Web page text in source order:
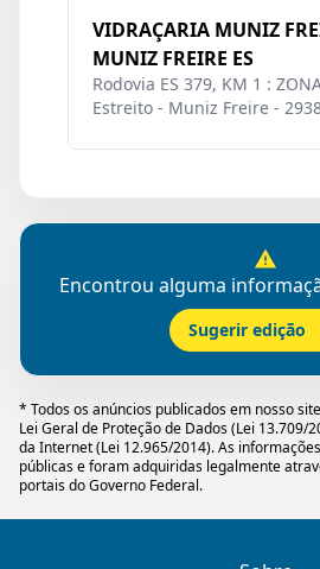
VIDRAÇARIA MUNIZ
MUNIZ FREIRE ES
Rodovia ES 379, KM 1 :
Estreito - Muniz Freire -
Encontrou alguma
Sugerir edição
* Todos os anúncios publicados em nosso
Lei Geral de Proteção de Dados (Lei 13.709/
da Internet (Lei 12.965/2014). As
públicas e foram adquiridas legalmente
portais do Governo Federal.